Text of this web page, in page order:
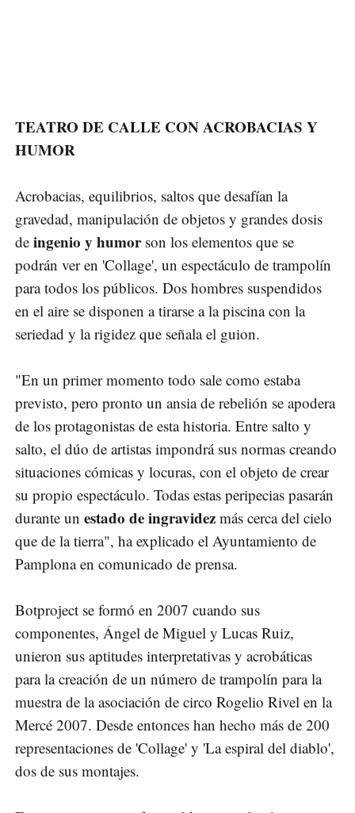
TEATRO DE CALLE CON ACROBACIAS Y
HUMOR
Acrobacias, equilibrios, saltos que desafían la
gravedad, manipulación de objetos y grandes dosis
de ingenio y humor son los elementos que se
podrán ver en 'Collage', un espectáculo de trampolín
para todos los públicos. Dos hombres suspendidos
en el aire se disponen a tirarse a la piscina con la
seriedad y la rigidez que señala el guion.
"En un primer momento todo sale como estaba
previsto, pero pronto un ansia de rebelión se apodera
de los protagonistas de esta historia. Entre salto y
salto, el dúo de artistas impondrá sus normas creando
situaciones cómicas y locuras, con el objeto de crear
su propio espectáculo. Todas estas peripecias pasarán
durante un estado de ingravidez más cerca del cielo
que de la tierra", ha explicado el Ayuntamiento de
Pamplona en comunicado de prensa.
Botproject se formó en 2007 cuando sus
componentes, Ángel de Miguel y Lucas Ruiz,
unieron sus aptitudes interpretativas y acrobáticas
para la creación de un número de trampolín para la
muestra de la asociación de circo Rogelio Rivel en la
Mercé 2007. Desde entonces han hecho más de 200
representaciones de 'Collage' y 'La espiral del diablo',
dos de sus montajes.